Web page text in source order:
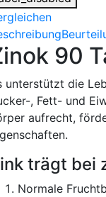
90
unterstützt die
, Fett- und
aufrecht,
trägt bei
Normale